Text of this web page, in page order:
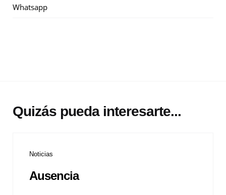
Whatsapp
Quizás pueda interesarte...
Noticias
Ausencia